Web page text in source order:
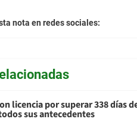
nota en redes sociales:
licencia por superar 338 días
sus antecedentes